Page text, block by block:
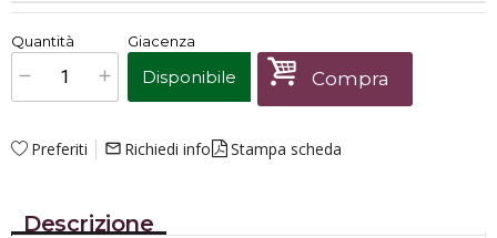
x1 Prezzo finale:€46,00
Quantità Giacenza
Disponibile Compra
Preferiti mail_outline Richiedi info Stampa scheda
Descrizione